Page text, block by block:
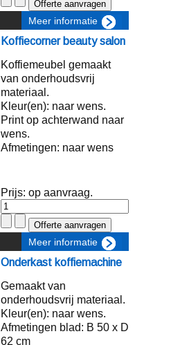
Meer informatie
Koffiecorner beauty salon
Koffiemeubel gemaakt
van onderhoudsvrij
materiaal.
Kleur(en): naar wens.
Print op achterwand naar
wens.
Afmetingen: naar wens
Prijs: op aanvraag.
Meer informatie
Onderkast koffiemachine
Gemaakt van
onderhoudsvrij materiaal.
Kleur(en): naar wens.
Afmetingen blad: B 50 x D
62 cm